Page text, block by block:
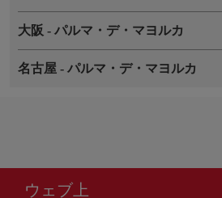
大阪 - パルマ・デ・マヨルカ
名古屋 - パルマ・デ・マヨルカ
ウェブ上